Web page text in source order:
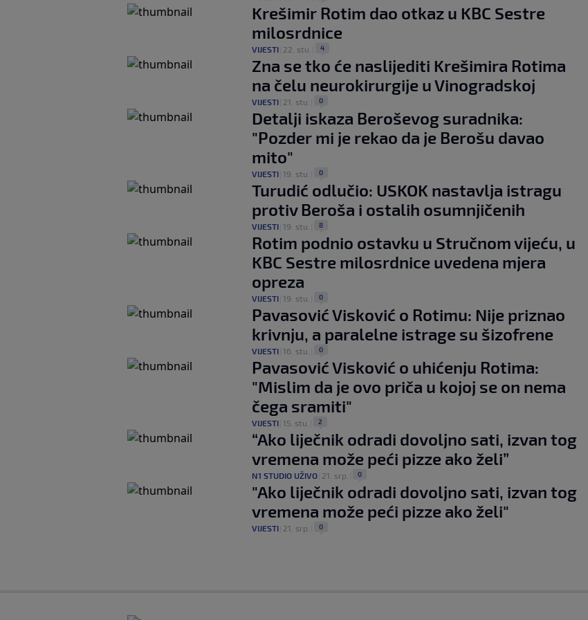
Krešimir Rotim dao otkaz u KBC Sestre
milosrdnice
VIJESTI 22. stu. 4
Zna se tko će naslijediti Krešimira Rotima
na čelu neurokirurgije u Vinogradskoj
VIJESTI 21. stu. 0
Detalji iskaza Beroševog suradnika:
"Pozder mi je rekao da je Berošu davao
mito"
VIJESTI 19. stu. 0
Turudić odlučio: USKOK nastavlja istragu
protiv Beroša i ostalih osumnjičenih
VIJESTI 19. stu. 8
Rotim podnio ostavku u Stručnom vijeću, u
KBC Sestre milosrdnice uvedena mjera
opreza
VIJESTI 19. stu. 0
Pavasović Visković o Rotimu: Nije priznao
krivnju, a paralelne istrage su šizofrene
VIJESTI 16. stu. 0
Pavasović Visković o uhićenju Rotima:
"Mislim da je ovo priča u kojoj se on nema
čega sramiti"
VIJESTI 15. stu. 2
“Ako liječnik odradi dovoljno sati, izvan tog
vremena može peći pizze ako želi”
N1 STUDIO UŽIVO 21. srp. 0
"Ako liječnik odradi dovoljno sati, izvan tog
vremena može peći pizze ako želi"
VIJESTI 21. srp. 0